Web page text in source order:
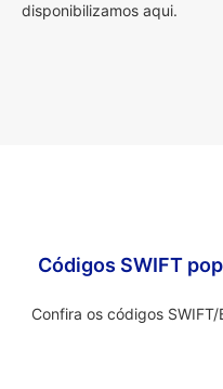
disponibilizamos aqui.
Códigos SWIFT
Confira os códigos